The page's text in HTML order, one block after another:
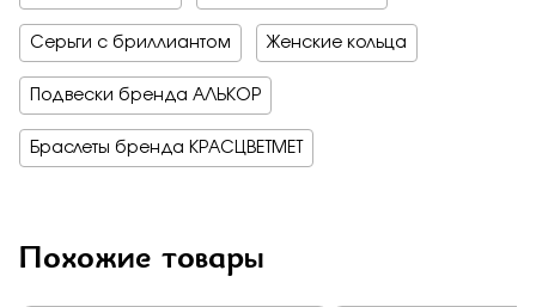
Серьги с бриллиантом Женские кольца
Подвески бренда АЛЬКОР
Браслеты бренда КРАСЦВЕТМЕТ
Похожие товары